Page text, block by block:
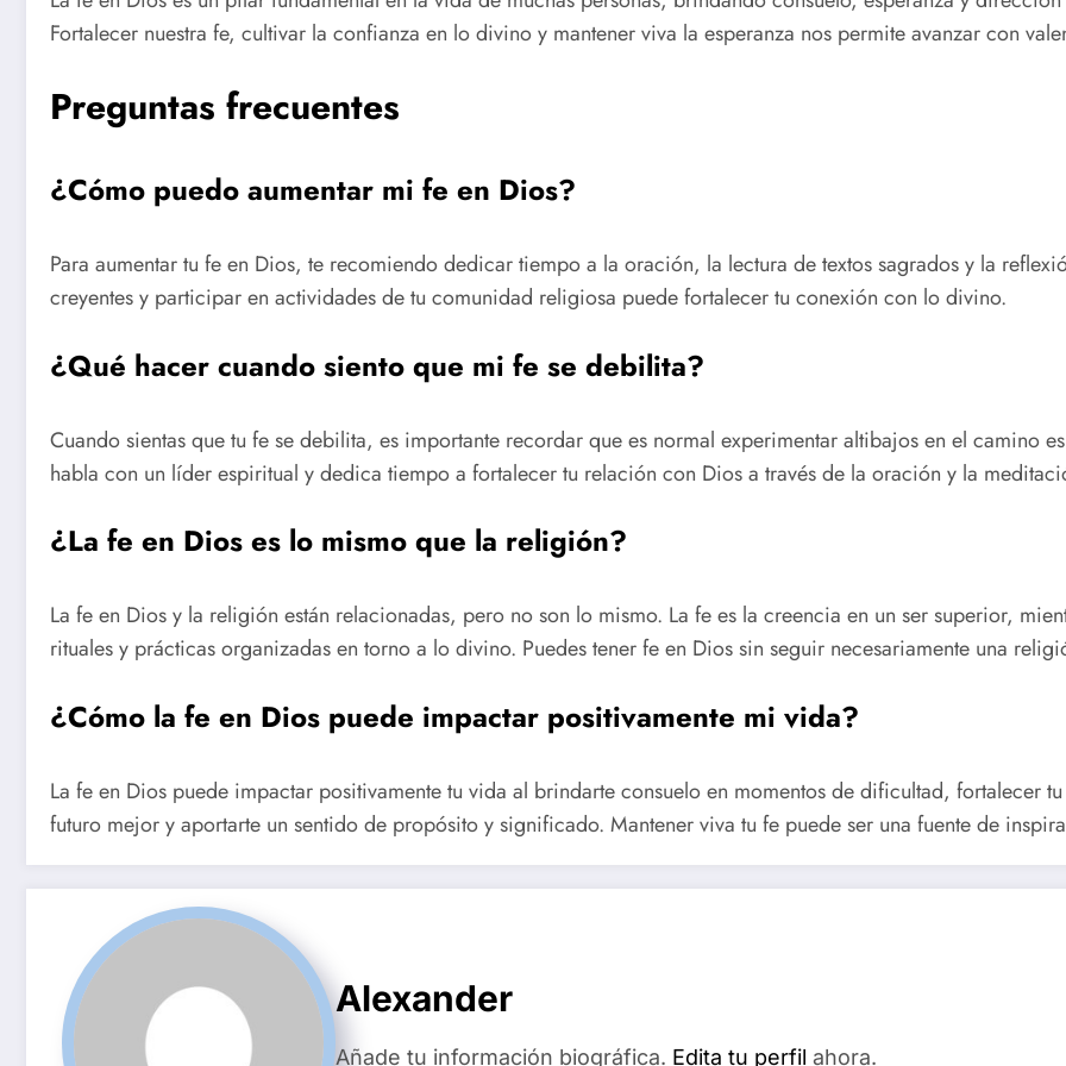
Fortalecer nuestra fe, cultivar la confianza en lo divino y mantener viva la esperanza nos permite avanzar con
Preguntas frecuentes
¿Cómo puedo aumentar mi fe en Dios?
Para aumentar tu fe en Dios, te recomiendo dedicar tiempo a la oración, la lectura de textos sagrados y la
creyentes y participar en actividades de tu comunidad religiosa puede fortalecer tu conexión con lo divino.
¿Qué hacer cuando siento que mi fe se debilita?
Cuando sientas que tu fe se debilita, es importante recordar que es normal experimentar altibajos en el camino
habla con un líder espiritual y dedica tiempo a fortalecer tu relación con Dios a través de la oración y la
¿La fe en Dios es lo mismo que la religión?
La fe en Dios y la religión están relacionadas, pero no son lo mismo. La fe es la creencia en un ser superior,
rituales y prácticas organizadas en torno a lo divino. Puedes tener fe en Dios sin seguir necesariamente una
¿Cómo la fe en Dios puede impactar positivamente mi vida?
La fe en Dios puede impactar positivamente tu vida al brindarte consuelo en momentos de dificultad, fortalecer
futuro mejor y aportarte un sentido de propósito y significado. Mantener viva tu fe puede ser una fuente de
Alexander
Añade tu información biográfica. Edita tu perfil ahora.